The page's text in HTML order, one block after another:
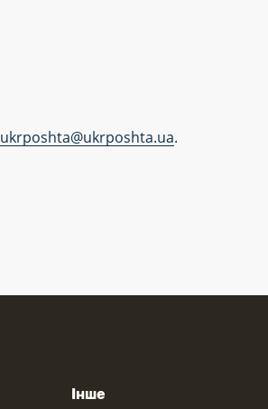
ukrposhta@ukrposhta.ua.
Інше